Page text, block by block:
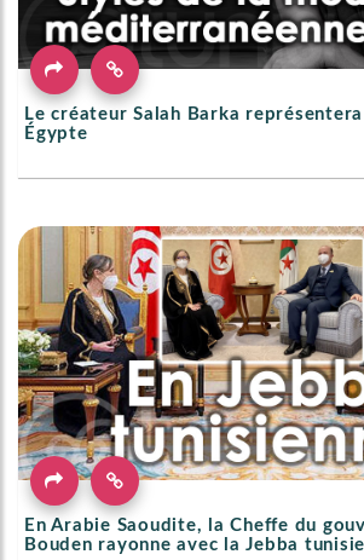
Le créateur Salah Barka
Égypte
En Arabie Saoudite, la Cheffe du
Bouden rayonne avec la Jebba